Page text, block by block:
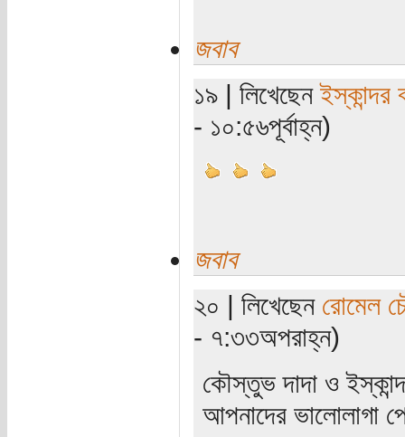
জবাব
১৯ | লিখেছেনইস্কান্দর
- ১০:৫৬পূর্বাহ্ন)
জবাব
২০ | লিখেছেন রোমেল
- ৭:৩৩অপরাহ্ন)
কৌস্তুভ দাদা ও
আপনাদের ভালোলাগা